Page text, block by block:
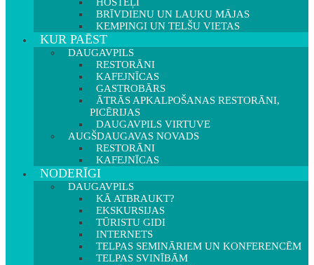
BRĪVDIENU UN LAUKU MĀJAS
KEMPINGI UN TELŠU VIETAS
KUR PAĒST
DAUGAVPILS
RESTORĀNI
KAFEJNĪCAS
GASTROBĀRS
ĀTRĀS APKALPOŠANAS RESTORĀNI,
PICĒRIJAS
DAUGAVPILS VIRTUVE
AUGŠDAUGAVAS NOVADS
RESTORĀNI
KAFEJNĪCAS
NODERĪGI
DAUGAVPILS
KĀ ATBRAUKT?
EKSKURSIJAS
TŪRISTU GIDI
INTERNETS
TELPAS SEMINĀRIEM UN KONFERENCĒM
TELPAS SVINĪBĀM